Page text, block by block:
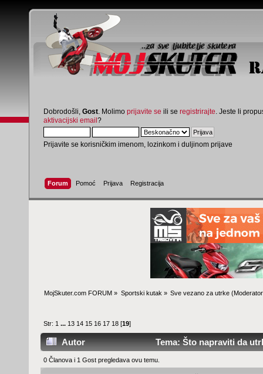
Dobrodošli, Gost . Molimo prijavite se ili se registrirajte . Jeste li
aktivacijski email?
Prijavite se korisničkim imenom, lozinkom i duljinom prijave
Forum Pomoć Prijava Registracija
MojSkuter.com FORUM » Sportski kutak » Sve vezano za utrke
Str: 1 ... 13 14 15 16 17 18 [19]
Autor Tema: Što napraviti da
0 Članova i 1 Gost pregledava ovu temu.